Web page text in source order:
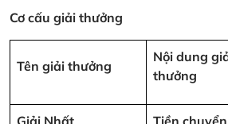
Cơ cấu giải thưởng
Tên giải thưởng
Nội dung
thưởng